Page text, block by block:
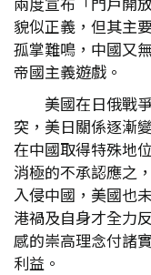
貌似正義，但其主
孤掌難鳴，中國又
帝國主義遊戲。
美國在日俄戰
突，美日關係逐漸
在中國取得特殊地
消極的不承認應之
入侵中國，美國也
港禍及自身才全力
感的崇高理念付諸
利益。